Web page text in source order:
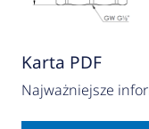
Karta PDF
Najważniejsze